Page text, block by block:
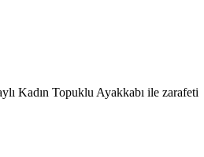
Kadın Topuklu Ayakkabı ile zarafeti